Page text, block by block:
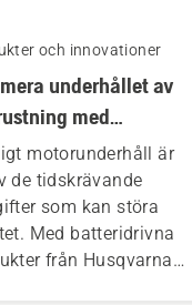
och innovationer
underhållet av
med
verktyg
motorunderhåll är
de tidskrävande
som kan störa
Med batteridrivna
från Husqvarna